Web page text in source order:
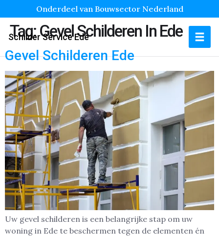
Onderdeel van Bouwsector Nederland
Schilder Service Ede
Tag:Gevel Schilderen In Ede
Gevel Schilderen Ede
Uw gevel schilderen is een belangrijke stap om uw
woning in Ede te beschermen tegen de elementen én